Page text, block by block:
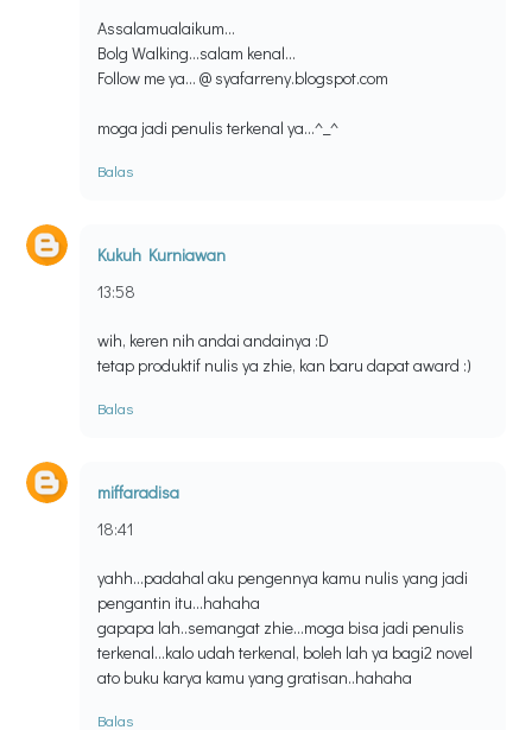
Assalamualaikum...
Bolg Walking...salam kenal...
Follow me ya... @ syafarreny.blogspot.com
moga jadi penulis terkenal ya...^_^
Balas
Kukuh Kurniawan
13:58
wih, keren nih andai andainya :D
tetap produktif nulis ya zhie, kan baru dapat award :)
Balas
miffaradisa
18:41
yahh...padahal aku pengennya kamu nulis yang jadi
pengantin itu...hahaha
gapapa lah..semangat zhie...moga bisa jadi penulis
terkenal...kalo udah terkenal, boleh lah ya bagi2 novel
ato buku karya kamu yang gratisan..hahaha
Balas